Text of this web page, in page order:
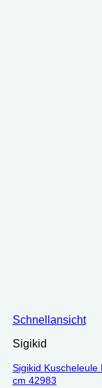
Schnellansicht
Sigikid
Sigikid
cm 42983